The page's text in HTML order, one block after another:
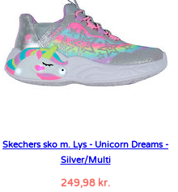
Skechers sko m. Lys - Unicorn Dreams -
Silver/Multi
249,98 kr.